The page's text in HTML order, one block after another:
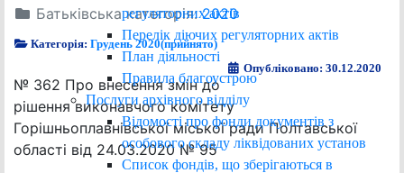
регуляторних актів
Перелік діючих регуляторних актів
План діяльності
Правила благоустрою
Послуги архівного відділу
Відомості про фонди документів з
особового складу ліквідованих установ
Список фондів, що зберігаються в
Батьківська категорія:2020
Категорія:Грудень 2020(прийнято)
Опубліковано: 30.12.2020
№ 362 Про внесення змін до
рішення виконавчого комітету
Горішньоплавнівської міської ради Полтавської
області від 24.03.2020 № 95